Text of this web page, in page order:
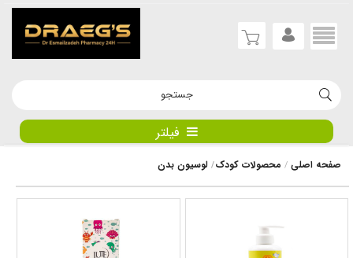
فیلتر
صفحه اصلی محصولات کودک لوسیون بدن